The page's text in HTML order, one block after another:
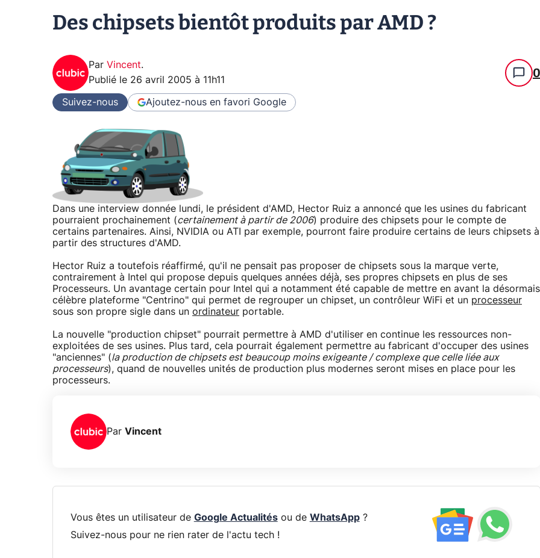
Des chipsets bientôt produits par AMD ?
Par Vincent.
Publié le 26 avril 2005 à 11h11 0
Suivez-nous Ajoutez-nous en favori Google
Dans une interview donnée lundi, le président d'AMD, Hector Ruiz a annoncé que les usines du fabricant
pourraient prochainement (certainement à partir de 2006) produire des chipsets pour le compte de
certains partenaires. Ainsi, NVIDIA ou ATI par exemple, pourront faire produire certains de leurs chipsets à
partir des structures d'AMD.
Hector Ruiz a toutefois réaffirmé, qu'il ne pensait pas proposer de chipsets sous la marque verte,
contrairement à Intel qui propose depuis quelques années déjà, ses propres chipsets en plus de ses
Processeurs. Un avantage certain pour Intel qui a notamment été capable de mettre en avant la désormais
célèbre plateforme "Centrino" qui permet de regrouper un chipset, un contrôleur WiFi et un processeur
sous son propre sigle dans un ordinateur portable.
La nouvelle "production chipset" pourrait permettre à AMD d'utiliser en continue les ressources non-
exploitées de ses usines. Plus tard, cela pourrait également permettre au fabricant d'occuper des usines
"anciennes" (la production de chipsets est beaucoup moins exigeante / complexe que celle liée aux
processeurs), quand de nouvelles unités de production plus modernes seront mises en place pour les
processeurs.
Par Vincent
Vous êtes un utilisateur de Google Actualitésou de WhatsApp?
Suivez-nous pour ne rien rater de l'actu tech !